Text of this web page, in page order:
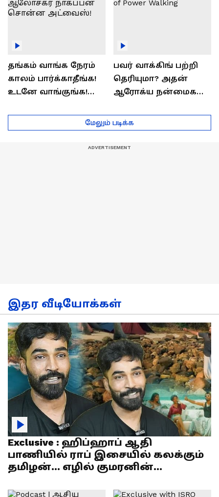
தங்கம் வாங்க நேரம்
காலம் பார்க்காதீங்க!
உடனே வாங்குங்க!
ஆலோசகர் நாகப்பன்
சொன்ன அட்வைஸ்!
பவர் வாக்கிங் பற்றி
தெரியுமா? அதன்
ஆரோக்ய நன்மைகள்
of Power Walking
மேலும் படிக்க
இதர வீடியோக்கள்
Exclusive : ஹிப்ஹாப் ஆதி
பாணியில் ராப் இசையில் கலக்கும்
தமிழன்... எழில் குமரனின்